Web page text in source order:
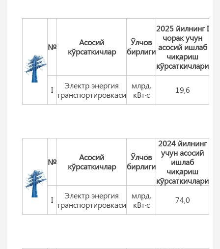
№
Aсосий
кўрсаткичлар
Ўлчов
бирлиги
2025 йилнинг I
чорак учун
асосий ишлаб
чиқариш
кўрсаткичлари
I
Электр энергия
транспортировкаси
млрд.
кВт·с
19,6
№
Aсосий
кўрсаткичлар
Ўлчов
бирлиги
2024 йилнинг
учун асосий
ишлаб
чиқариш
кўрсаткичлари
I
Электр энергия
транспортировкаси
млрд.
кВт·с
74,0